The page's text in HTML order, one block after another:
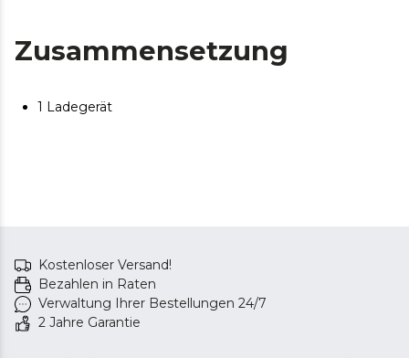
Zusammensetzung
1 Ladegerät
Kostenloser Versand!
Bezahlen in Raten
Verwaltung Ihrer Bestellungen 24/7
2 Jahre Garantie